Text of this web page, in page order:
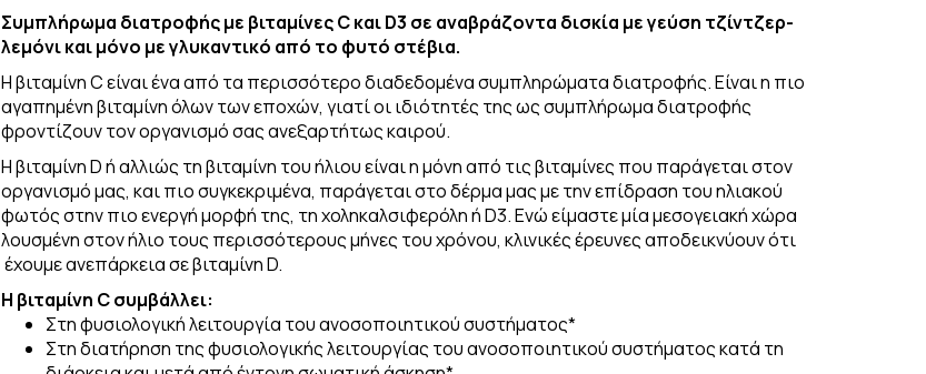
Συμπλήρωμα διατροφής με βιταμίνες C και D3 σε αναβράζοντα δισκία με γεύση τζίντζερ-
λεμόνι και μόνο με γλυκαντικό από το φυτό στέβια.
Η βιταμίνη C είναι ένα από τα περισσότερο διαδεδομένα συμπληρώματα διατροφής. Είναι η πιο
αγαπημένη βιταμίνη όλων των εποχών, γιατί οι ιδιότητές της ως συμπλήρωμα διατροφής
φροντίζουν τον οργανισμό σας ανεξαρτήτως καιρού.
Η βιταμίνη D ή αλλιώς τη βιταμίνη του ήλιου είναι η μόνη από τις βιταμίνες που παράγεται στον
οργανισμό μας, και πιο συγκεκριμένα, παράγεται στο δέρμα μας με την επίδραση του ηλιακού
φωτός στην πιο ενεργή μορφή της, τη χοληκαλσιφερόλη ή D3. Ενώ είμαστε μία μεσογειακή χώρα
λουσμένη στον ήλιο τους περισσότερους μήνες του χρόνου, κλινικές έρευνες αποδεικνύουν ότι
έχουμε ανεπάρκεια σε βιταμίνη D.
Η βιταμίνη C συμβάλλει:
Στη φυσιολογική λειτουργία του ανοσοποιητικού συστήματος*
Στη διατήρηση της φυσιολογικής λειτουργίας του ανοσοποιητικού συστήµατος κατά τη